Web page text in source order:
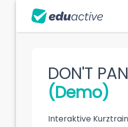
DON'T
(Demo)
Interaktive